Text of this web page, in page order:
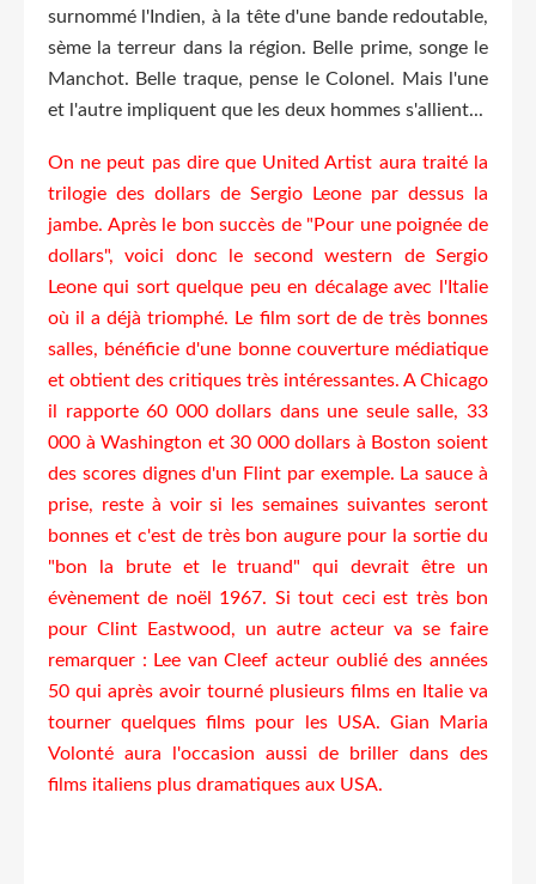
surnommé l'Indien, à la tête d'une bande redoutable,
sème la terreur dans la région. Belle prime, songe le
Manchot. Belle traque, pense le Colonel. Mais l'une
et l'autre impliquent que les deux hommes s'allient...
On ne peut pas dire que United Artist aura traité la
trilogie des dollars de Sergio Leone par dessus la
jambe. Après le bon succès de "Pour une poignée de
dollars", voici donc le second western de Sergio
Leone qui sort quelque peu en décalage avec l'Italie
où il a déjà triomphé. Le film sort de de très bonnes
salles, bénéficie d'une bonne couverture médiatique
et obtient des critiques très intéressantes. A Chicago
il rapporte 60 000 dollars dans une seule salle, 33
000 à Washington et 30 000 dollars à Boston soient
des scores dignes d'un Flint par exemple. La sauce à
prise, reste à voir si les semaines suivantes seront
bonnes et c'est de très bon augure pour la sortie du
"bon la brute et le truand" qui devrait être un
évènement de noël 1967. Si tout ceci est très bon
pour Clint Eastwood, un autre acteur va se faire
remarquer : Lee van Cleef acteur oublié des années
50 qui après avoir tourné plusieurs films en Italie va
tourner quelques films pour les USA. Gian Maria
Volonté aura l'occasion aussi de briller dans des
films italiens plus dramatiques aux USA.